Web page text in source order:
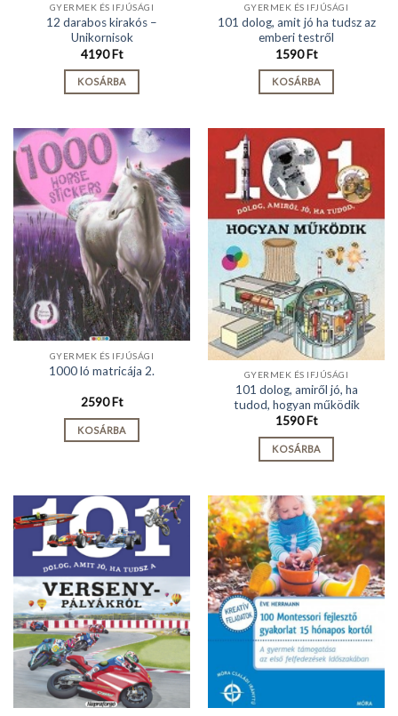
GYERMEK ÉS IFJÚSÁGI
12 darabos kirakós –
Unikornisok
4190Ft
KOSÁRBA
GYERMEK ÉS IFJÚSÁGI
101 dolog, amit jó ha tudsz az
emberi testről
1590Ft
KOSÁRBA
GYERMEK ÉS IFJÚSÁGI
1000 ló matricája 2.
2590Ft
KOSÁRBA
GYERMEK ÉS IFJÚSÁGI
101 dolog, amiről jó, ha
tudod, hogyan működik
1590Ft
KOSÁRBA